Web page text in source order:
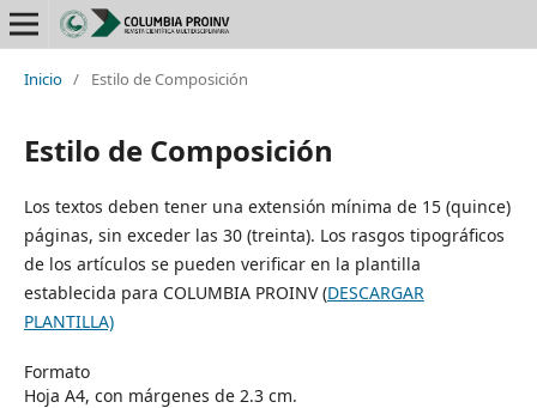
Inicio / Estilo de Composición
Estilo de Composición
Los textos deben tener una extensión mínima de 15 (quince)
páginas, sin exceder las 30 (treinta). Los rasgos tipográficos
de los artículos se pueden verificar en la plantilla
establecida para COLUMBIA PROINV (DESCARGAR
PLANTILLA)
Formato
Hoja A4, con márgenes de 2.3 cm.